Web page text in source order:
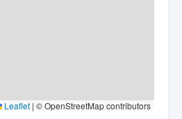
Leaflet | © OpenStreetMap contributors